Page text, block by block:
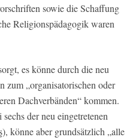
sowie die Schaffung
Religionspädagogik waren
es könne durch die neu
zum „organisatorischen oder
Dachverbänden“ kommen.
der neu eingetretenen
könne aber grundsätzlich „alle